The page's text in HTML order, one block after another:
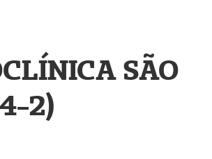
SÃO
2)